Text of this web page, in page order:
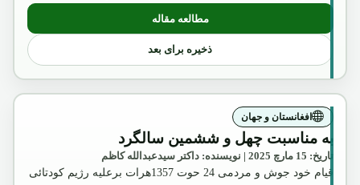
مطالعه مقاله: چگونگی انکشاف معارف عصری در کشور
ذخیره برای بعد
افغانستان و جهان
به مناسبت چهل و ششمین سالگرد
تاریخ: 15 مارچ 2025 | نویسنده: داکتر سیدعبدالله کاظم
قیام خود جوش و مردمی 24 حوت 1357هرات برعلیه رژیم کودتائی